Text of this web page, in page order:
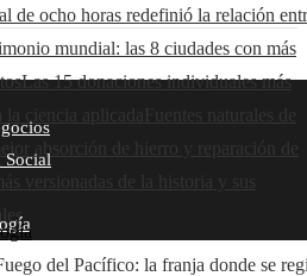
de ocho horas redefinió la relación
mundial: las 8 ciudades con más
Las 15 donaciones individuales más
versionadas de la historia y sus
Social
del Pacífico: la franja donde se